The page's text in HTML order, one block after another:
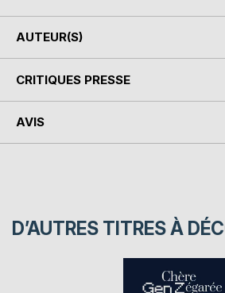
AUTEUR(S)
CRITIQUES PRESSE
AVIS
D’AUTRES TITRES À